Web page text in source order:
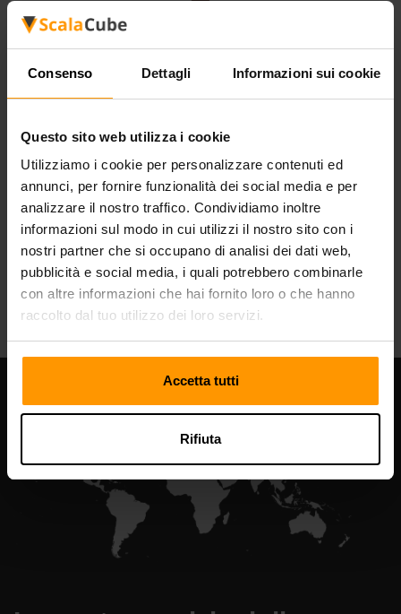
Consenso Dettagli Informazioni sui cookie
Questo sito web utilizza i cookie
Utilizziamo i cookie per personalizzare contenuti ed
annunci, per fornire funzionalità dei social media e per
analizzare il nostro traffico. Condividiamo inoltre
informazioni sul modo in cui utilizzi il nostro sito con i
nostri partner che si occupano di analisi dei dati web,
pubblicità e social media, i quali potrebbero combinarle
con altre informazioni che hai fornito loro o che hanno
raccolto dal tuo utilizzo dei loro servizi.
Accetta tutti
Rifiuta
Hosting del server
Valheim
Hosting del server
All Games